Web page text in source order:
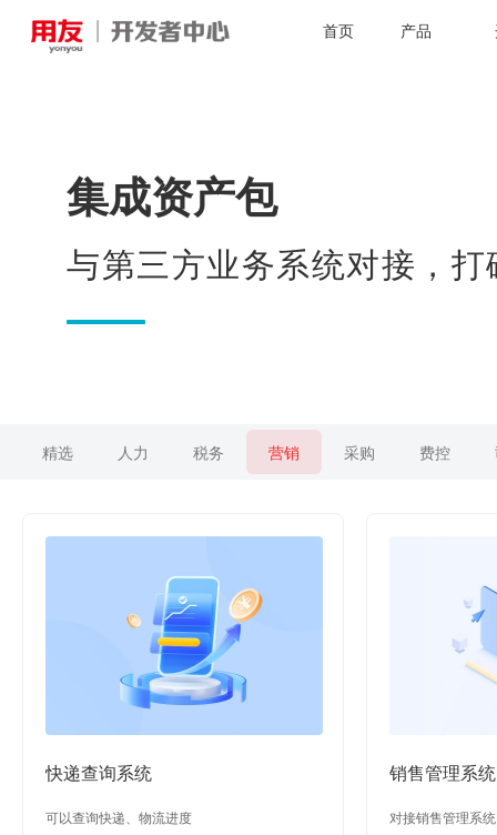
首页 产品
集成资产包
与第三方业务系统对接，
精选 人力 税务 营销 采购 费控
快递查询系统
可以查询快递、物流进度
销售管理系统
对接销售管理系